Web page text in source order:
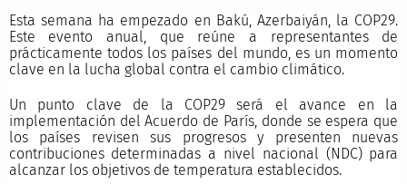
Esta semana ha empezado en Bakú, Azerbaiyán, la COP29.
Este evento anual, que reúne a representantes de
prácticamente todos los países del mundo, es un momento
clave en la lucha global contra el cambio climático.
Un punto clave de la COP29 será el avance en la
implementación del Acuerdo de París, donde se espera que
los países revisen sus progresos y presenten nuevas
contribuciones determinadas a nivel nacional (NDC) para
alcanzar los objetivos de temperatura establecidos.